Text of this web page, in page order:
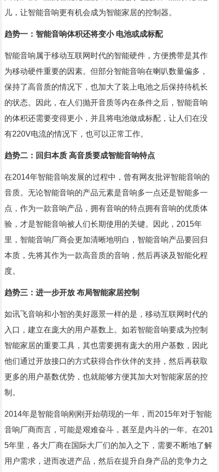
儿，让智能音响更有机会成为智能家居的控制器。
趋势一：智能音响体积还将变小 电池或成标配
智能音响属于移动互联网时代的智能硬件，方便携带是其作
为移动硬件重要的因素。但部分智能音响在喇叭数量偏多，
保持了高音质的情况下，也加大了装上电池之后保持待机长
的状态。因此，在人们抛开音质等内在条件之后，智能音响
的体积还需要变得更小，并且将电池做成标配，让人们在没
有220V电流的情况下，也可以正常工作。
趋势二：回归本质 高音质要成智能音响特点
在2014年智能音响发展的过程中，曾有网友批评智能音响的
音质。无论智能音响的产品元素是音响多一点还是智能多一
点，作为一款音响产品，拥有音响的特点拥有音响的优质体
验，才是智能音响被人们长期使用的关键。因此，2015年
里，智能音响厂商会更加清晰地明白，智能音响产品要回归
本质，先将其作为一款高音质的音响，然后再谈及智能化程
度。
趋势三：进一步开放 布局智能家居控制
如讯飞音响和小智的美好愿景一样的是，移动互联网时代的
入口，建立在庞大的用户基数上。如若智能音响要成为控制
智能家居的重要工具，其也需要拥有庞大的用户基数，因此
他们通过开放接口的方式获得合作伙伴的支持，然后再获取
更多的用户基数优势，也就能够方便其加大对智能家居的控
制。
2014年是智能音响刚刚开始萌现的一年，而2015年对于智能
音响厂商而言，可能是艰难奋斗，甚至是内斗的一年。在201
5年里，各大厂商在国际大厂们的加入之下，需要不断地了解
用户需求，进而改进产品，然后在提升自身产品的竞争力之